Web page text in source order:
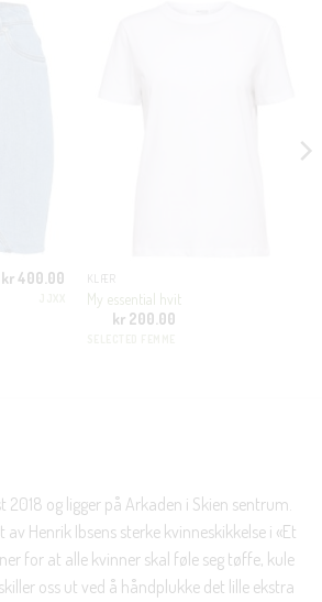
kr400.00 KLÆR
My essential hvit
kr200.00
2018 og ligger på Arkaden i Skien sentrum.
Henrik Ibsens sterke kvinneskikkelse i «Et
for at alle kvinner skal føle seg tøffe, kule
oss ut ved å håndplukke det lille ekstra